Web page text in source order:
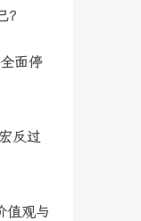
面停
反过
值观与